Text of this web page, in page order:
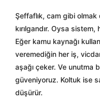
Şeffaflık, cam gibi
kırılgandır. Oysa
Eğer kamu kaynağı
veremediğin her iş,
aşağı çeker. Ve unutma
güveniyoruz. Koltuk ise
düşürür.